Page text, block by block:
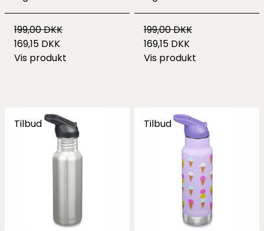
199,00 DKK
169,15 DKK
Vis produkt
199,00 DKK
169,15 DKK
Vis produkt
Tilbud Tilbud